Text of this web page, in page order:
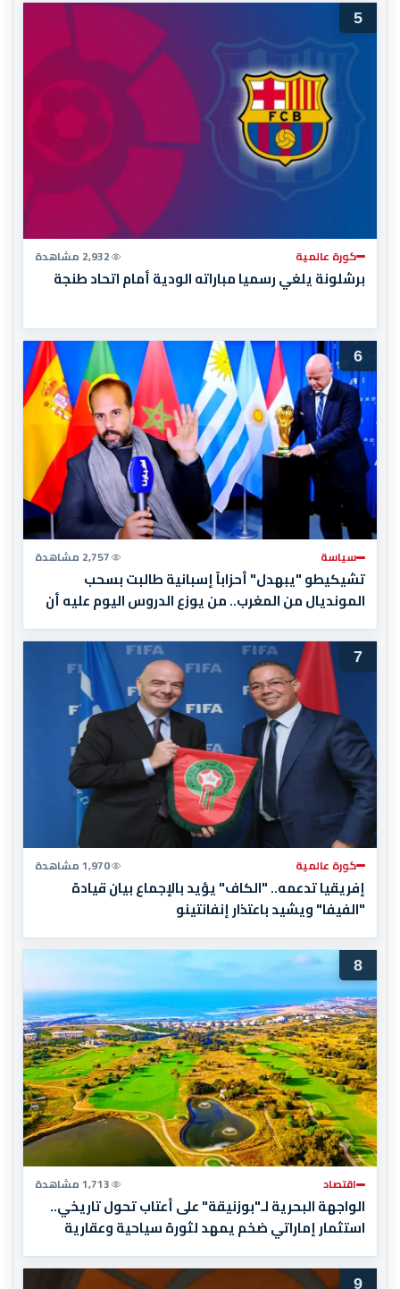
5
كورة عالمية 2,932 مشاهدة
برشلونة يلغي رسميا مباراته الودية أمام اتحاد طنجة
6
سياسة 2,757 مشاهدة
تشيكيطو "يبهدل" أحزاباً إسبانية طالبت بسحب
المونديال من المغرب.. من يوزع الدروس اليوم عليه أن
يبدأ بقراءة تاريخه أولاً
7
كورة عالمية 1,970 مشاهدة
إفريقيا تدعمه.. "الكاف" يؤيد بالإجماع بيان قيادة
"الفيفا" ويشيد باعتذار إنفانتينو
8
اقتصاد 1,713 مشاهدة
الواجهة البحرية لـ"بوزنيقة" على أعتاب تحول تاريخي..
استثمار إماراتي ضخم يمهد لثورة سياحية وعقارية
9